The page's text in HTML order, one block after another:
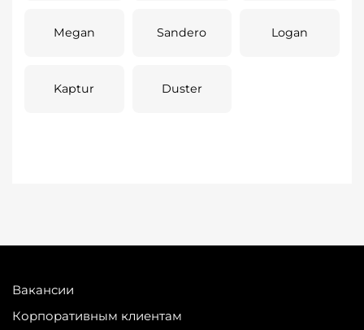
Megan Sandero Logan
Kaptur Duster
Вакансии
Корпоративным клиентам